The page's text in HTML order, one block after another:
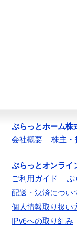
ぷらっとホーム株
会社概要
株主・
ぷらっとオンライ
ご利用ガイド
ぷ
配送・決済につい
個人情報取り扱い
IPv6への取り組み